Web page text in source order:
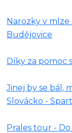
Narozky v mlze
Budějovice
Díky za pomoc
Jinej by se bál,
Slovácko -
Prales tour -